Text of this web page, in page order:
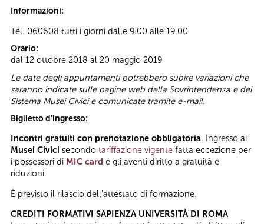
Informazioni:
Tel. 060608 tutti i giorni dalle 9.00 alle 19.00
Orario:
dal 12 ottobre 2018 al 20 maggio 2019
Le date degli appuntamenti potrebbero subire variazioni che
saranno indicate sulle pagine web della Sovrintendenza e del
Sistema Musei Civici e comunicate tramite e-mail.
Biglietto d'ingresso:
Incontri gratuiti con prenotazione obbligatoria. Ingresso ai
Musei Civici secondo tariffazione vigente fatta eccezione per
i possessori di MIC card e gli aventi diritto a gratuità e
riduzioni.
È previsto il rilascio dell’attestato di formazione.
CREDITI FORMATIVI SAPIENZA UNIVERSITÀ DI ROMA